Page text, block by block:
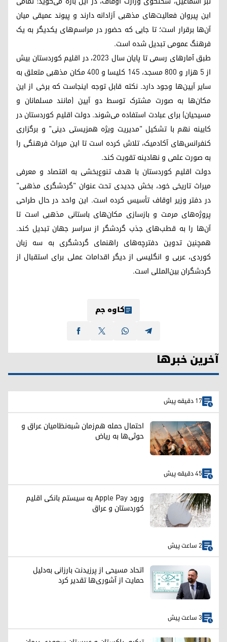
این پیروان فعالیت‌های مذهبی آزادانه دارند و پیوند عمیقی میان
آن‌ها برقرار است؛ تا جایی که حضور در مراسم‌های یکدیگر به یک
فرهنگ عمومی تبدیل شده است.
طبق آمارهای رسمی تا پایان سال ۲۰۲۳، در اقلیم کوردستان بیش
از ۵ هزار و ۸۰۰ مسجد، ۱۴۵ کلیسا و ۴۰۰ مکان مذهبی متعلق به
سایر آیین‌ها وجود دارد. نکته قابل توجه اینجاست که برخی از این
مکان‌ها به صورت مشترک توسط دو آیین (مانند مسلمانان و
مسیحیان) برای عبادت استفاده می‌شوند. دولت اقلیم کوردستان در
کابینه نهم با تشکیل "مدیریت ویژه همزیستی دینی" و برگزاری
کنفرانس‌های آکادمیک، تلاش کرده است تا این میراث فرهنگی را
به صورت علمی و نهادینه تقویت کند.
دولت اقلیم کوردستان با هدف تنوع‌بخشی به اقتصاد و معرفی
میراث تاریخی خود، بخش جدیدی تحت عنوان "گردشگری مذهبی"
در دفتر وزیر اوقاف تأسیس کرده است. این واحد در حال طراحی
پروژه‌های مرمت و بازسازی مکان‌های باستانی مذهبی است تا
آن‌ها را به قطب‌های جذب گردشگر از سراسر جهان تبدیل کند.
همچنین تدوین دفترچه‌های راهنمای گردشگری به سه زبان
کوردی، عربی و انگلیسی از دیگر اقدامات عملی برای استقبال از
گردشگران بین‌المللی است.
کاوە جم
آخرین خبرها
17 دقیقه پیش
احتمال حمله هم‌زمان شبه‌نظامیان عراق و
حوثی‌ها به ریاض
45 دقیقه پیش
ورود Apple Pay به سیستم بانکی اقلیم
کوردستان و عراق
2 ساعت پیش
اتحاد مسیحی از پرزیدنت بارزانی به‌دلیل
حمایت از آشوری‌ها تقدیر کرد
3 ساعت پیش